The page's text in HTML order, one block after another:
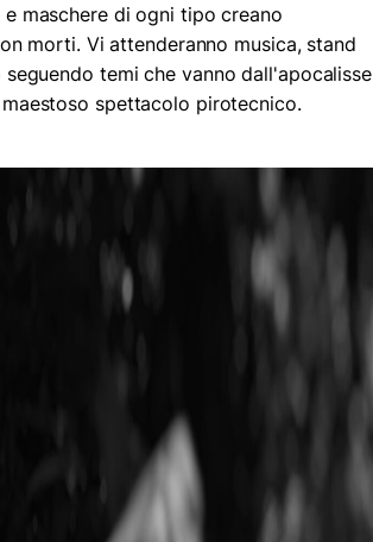
maschere di ogni tipo creano
morti. Vi attenderanno musica, stand
temi che vanno dall'apocalisse
spettacolo pirotecnico.